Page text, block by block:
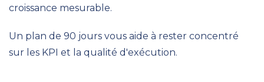
croissance mesurable.
Un plan de 90 jours vous aide à rester concentré
sur les KPI et la qualité d'exécution.